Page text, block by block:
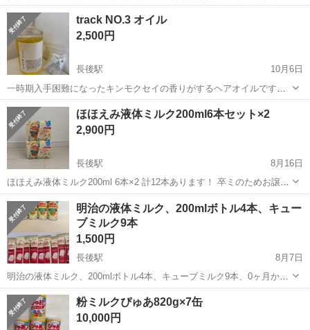
かがでしょうか？ 全て引き取ってくださる方は¥500でいかがでしょう
か。 よろしくお願いします。 ご希望の方は本数を教えてください。
場...
神奈川 藤沢市 ベビー用品
track NO.3 オイル
2,500円
長後駅
10月6日
一時期入手困難になったキンモクセイの香りがするヘアオイルです。
髪だけでなくボディ、ネイルなど全身に使えます。 出産を機にオイル
など使用しなくなったため出品します。 残量は写真にてご確認くださ
い。 プチプチで梱包いたしま...
神奈川 藤沢市 長後駅 ベビー用品 オイル
ほほえみ液体ミルク200ml6本セット×2
2,900円
長後駅
8月16日
ほほえみ液体ミルク200ml 6本×2 計12本あります！ 卒ミのためお譲り
します。 期限26.3月
神奈川 藤沢市 長後駅 ベビー用品 液体ミルク
明治の液体ミルク、200mlボトル4本、キュー
ブミルク9本
1,500円
長後駅
8月7日
明治の液体ミルク、200mlボトル4本、キューブミルク9本、0ヶ月から
使用可能、2025年10月までの賞味期限。 - 種類: 液体ミルク - ブラン
ド: 明治 - 内容量: 200ml - パッケージ: ボトル - 賞味期...
神奈川 藤沢市 長後駅 ベビー用品 液体ミルク
粉ミルクぴゅあ820g×7缶
10,000円